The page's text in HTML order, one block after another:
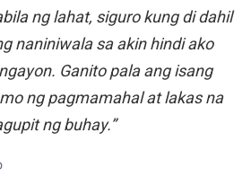
ng lahat, siguro kung di dahil
naniniwala sa akin hindi ako
Ganito pala ang isang
ng pagmamahal at lakas na
ng buhay.”